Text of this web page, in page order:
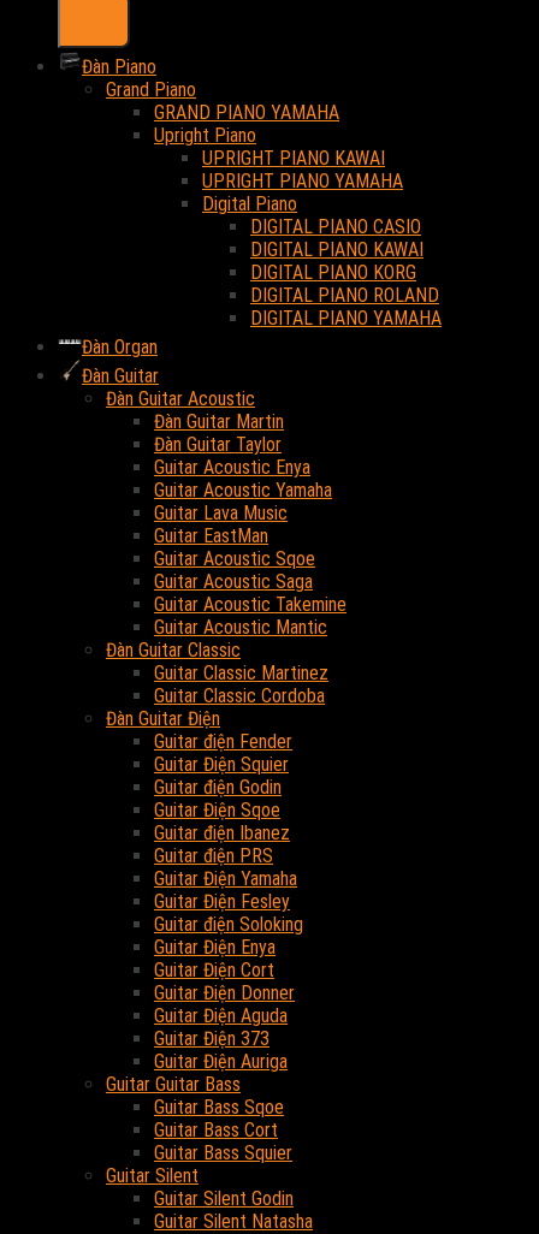
Đàn Piano
Grand Piano
GRAND PIANO YAMAHA
Upright Piano
UPRIGHT PIANO KAWAI
UPRIGHT PIANO YAMAHA
Digital Piano
DIGITAL PIANO CASIO
DIGITAL PIANO KAWAI
DIGITAL PIANO KORG
DIGITAL PIANO ROLAND
DIGITAL PIANO YAMAHA
Đàn Organ
Đàn Guitar
Đàn Guitar Acoustic
Đàn Guitar Martin
Đàn Guitar Taylor
Guitar Acoustic Enya
Guitar Acoustic Yamaha
Guitar Lava Music
Guitar EastMan
Guitar Acoustic Sqoe
Guitar Acoustic Saga
Guitar Acoustic Takemine
Guitar Acoustic Mantic
Đàn Guitar Classic
Guitar Classic Martinez
Guitar Classic Cordoba
Đàn Guitar Điện
Guitar điện Fender
Guitar Điện Squier
Guitar điện Godin
Guitar Điện Sqoe
Guitar điện Ibanez
Guitar điện PRS
Guitar Điện Yamaha
Guitar Điện Fesley
Guitar điện Soloking
Guitar Điện Enya
Guitar Điện Cort
Guitar Điện Donner
Guitar Điện Aguda
Guitar Điện 373
Guitar Điện Auriga
Guitar Guitar Bass
Guitar Bass Sqoe
Guitar Bass Cort
Guitar Bass Squier
Guitar Silent
Guitar Silent Godin
Guitar Silent Natasha